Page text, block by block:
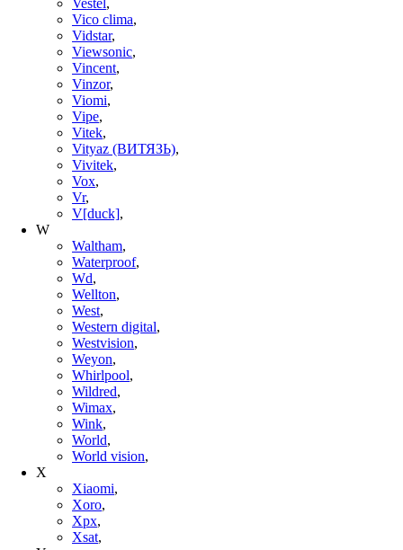
Vico clima,
Vidstar,
Viewsonic,
Vincent,
Vinzor,
Viomi,
Vipe,
Vitek,
Vityaz (ВИТЯЗЬ),
Vivitek,
Vox,
Vr,
V[duck],
W
Waltham,
Waterproof,
Wd,
Wellton,
West,
Western digital,
Westvision,
Weyon,
Whirlpool,
Wildred,
Wimax,
Wink,
World,
World vision,
X
Xiaomi,
Xoro,
Xpx,
Xsat,